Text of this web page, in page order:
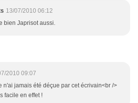
13/07/2010 06:12
bien Japrisot aussi.
2010 09:07
n'ai jamais été déçue par cet écrivain<br />
facile en effet !